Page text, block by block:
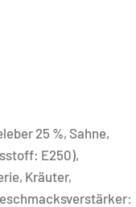
25 %, Sahne,
E250),
Kräuter,